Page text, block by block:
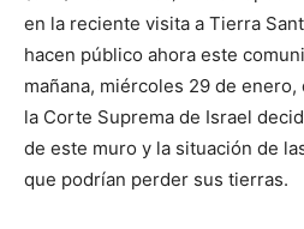
en la reciente visita a Tierra
hacen público ahora este
mañana, miércoles 29 de enero,
la Corte Suprema de Israel
de este muro y la situación de
que podrían perder sus tierras.